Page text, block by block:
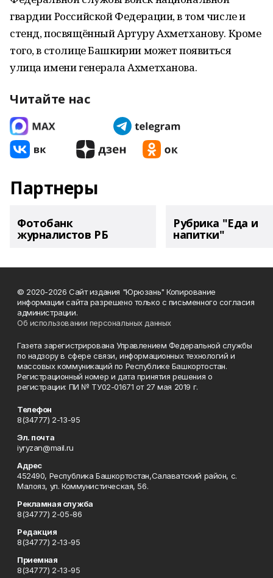
гвардии Российской Федерации, в том числе и
стенд, посвящённый Артуру Ахметханову. Кроме
того, в столице Башкирии может появиться
улица имени генерала Ахметханова.
Читайте нас
Партнеры
Фотобанк
журналистов РБ
Рубрика "Еда и
напитки"
© 2020-2026 Сайт издания "Юрюзань" Копирование
информации сайта разрешено только с письменного согласия
администрации.
Об использовании персональных данных
Газета зарегистрирована Управлением Федеральной службы
по надзору в сфере связи, информационных технологий и
массовых коммуникаций по Республике Башкортостан.
Регистрационный номер и дата принятия решения о
регистрации: ПИ № ТУ02-01671 от 27 мая 2019 г.
Телефон
8(34777) 2-13-95
Эл. почта
iyryzan@mail.ru
Адрес
452490, Республика Башкортостан,Салаватский район, с.
Малояз, ул. Коммунистическая, 56.
Рекламная служба
8(34777) 2-05-86
Редакция
8(34777) 2-13-95
Приемная
8(34777) 2-13-95